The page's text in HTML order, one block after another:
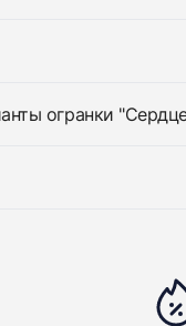
огранки